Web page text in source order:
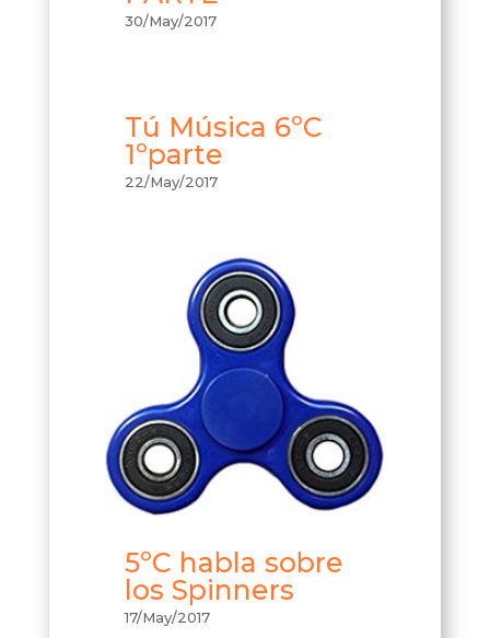
30/May/2017
Tú Música 6ºC
1ºparte
22/May/2017
5ºC habla sobre
los Spinners
17/May/2017